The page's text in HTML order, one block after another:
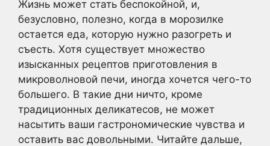
Жизнь может стать беспокойной, и,
безусловно, полезно, когда в морозилке
остается еда, которую нужно разогреть и
съесть. Хотя существует множество
изысканных рецептов приготовления в
микроволновой печи, иногда хочется чего-то
большего. В такие дни ничто, кроме
традиционных деликатесов, не может
насытить ваши гастрономические чувства и
оставить вас довольными. Читайте дальше,